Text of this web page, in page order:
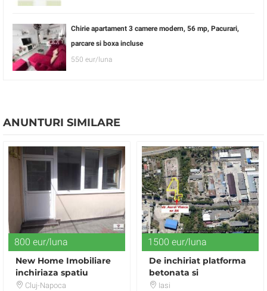
Chirie apartament 3 camere modern, 56 mp, Pacurari,
parcare si boxa incluse
550 eur/luna
ANUNTURI SIMILARE
800 eur/luna
New Home Imobiliare
inchiriaza spatiu
comercial in Marasti
Cluj-Napoca
1500 eur/luna
De inchiriat platforma
betonata si
constructie, zona
Iasi